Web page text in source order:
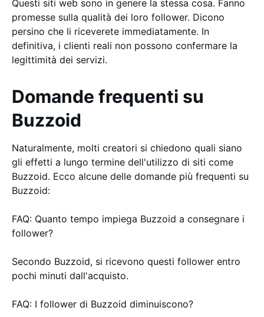
Questi siti web sono in genere la stessa cosa. Fanno
promesse sulla qualità dei loro follower. Dicono
persino che li riceverete immediatamente. In
definitiva, i clienti reali non possono confermare la
legittimità dei servizi.
Domande frequenti su
Buzzoid
Naturalmente, molti creatori si chiedono quali siano
gli effetti a lungo termine dell'utilizzo di siti come
Buzzoid. Ecco alcune delle domande più frequenti su
Buzzoid:
FAQ: Quanto tempo impiega Buzzoid a consegnare i
follower?
Secondo Buzzoid, si ricevono questi follower entro
pochi minuti dall'acquisto.
FAQ: I follower di Buzzoid diminuiscono?